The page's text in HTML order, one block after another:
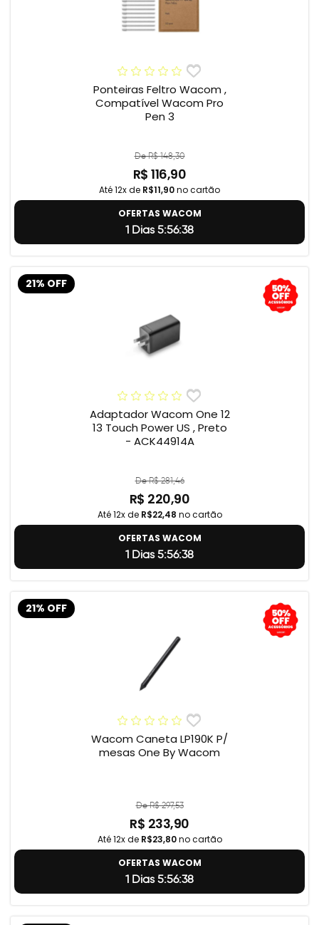
Ponteiras Feltro Wacom ,
Compatível Wacom Pro
Pen 3
De R$ 148,30
R$ 116,90
Até 12x de R$11,90no cartão
OFERTAS WACOM
1 Dias 5:56:37
21% OFF
Adaptador Wacom One 12
13 Touch Power US , Preto
- ACK44914A
De R$ 281,46
R$ 220,90
Até 12x de R$22,48 no cartão
OFERTAS WACOM
1 Dias 5:56:37
21% OFF
Wacom Caneta LP190K P/
mesas One By Wacom
De R$ 297,53
R$ 233,90
Até 12x de R$23,80no cartão
OFERTAS WACOM
1 Dias 5:56:37